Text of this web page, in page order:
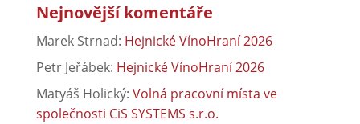
Nejnovější komentáře
Marek Strnad: Hejnické VínoHraní 2026
Petr Jeřábek: Hejnické VínoHraní 2026
Matyáš Holický: Volná pracovní místa ve
společnosti CiS SYSTEMS s.r.o.